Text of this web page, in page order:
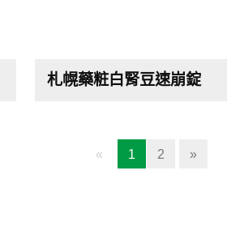
札幌藥粧白腎豆速崩錠
« 1 (current)
2 »